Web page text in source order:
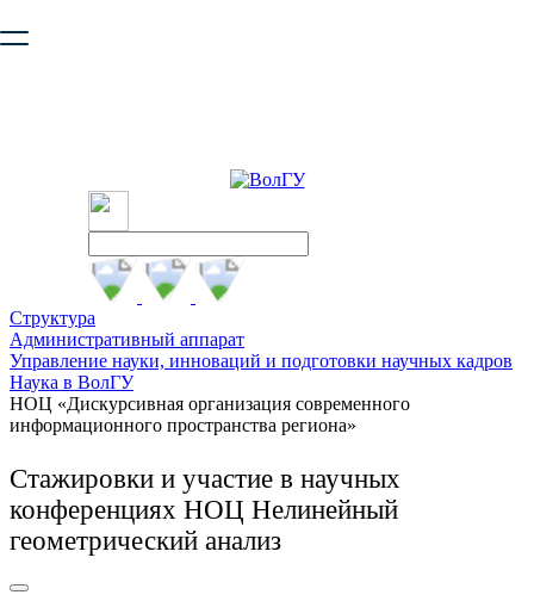
безопасную работу с сайтом. Пожалуйста
Структура
Административный аппарат
Управление науки, инноваций и подготовки научных кадров
Наука в ВолГУ
НОЦ «Дискурсивная организация современного
информационного пространства региона»
Стажировки и участие в научных
конференциях НОЦ Нелинейный
геометрический анализ